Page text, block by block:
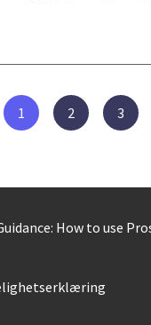
1 2 3
How to use